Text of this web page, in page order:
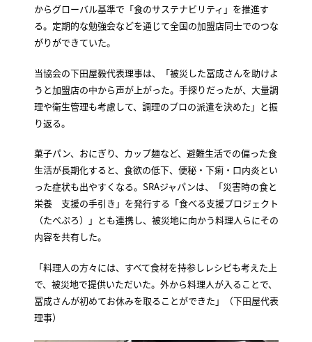
からグローバル基準で「食のサステナビリティ」を推進す
る。定期的な勉強会などを通じて全国の加盟店同士でのつな
がりができていた。
当協会の下田屋毅代表理事は、「被災した冨成さんを助けよ
うと加盟店の中から声が上がった。手探りだったが、大量調
理や衛生管理も考慮して、調理のプロの派遣を決めた」と振
り返る。
菓子パン、おにぎり、カップ麺など、避難生活での偏った食
生活が長期化すると、食欲の低下、便秘・下痢・口内炎とい
った症状も出やすくなる。SRAジャパンは、「災害時の食と
栄養 支援の手引き」を発行する「食べる支援プロジェクト
（たべぷろ）」とも連携し、被災地に向かう料理人らにその
内容を共有した。
「料理人の方々には、すべて食材を持参しレシピも考えた上
で、被災地で提供いただいた。外から料理人が入ることで、
冨成さんが初めてお休みを取ることができた」（下田屋代表
理事）